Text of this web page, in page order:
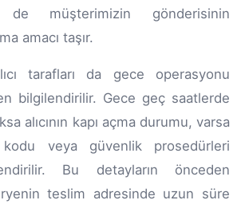
müşterimizin gönderisinin
amacı taşır.
tarafları da gece operasyonu
bilgilendirilir. Gece geç saatlerde
alıcının kapı açma durumu, varsa
kodu veya güvenlik prosedürleri
Bu detayların önceden
teslim adresinde uzun süre